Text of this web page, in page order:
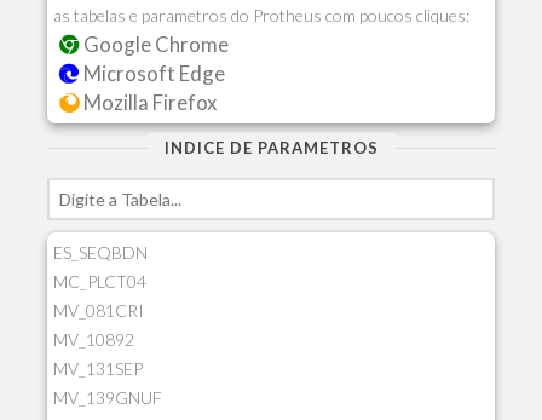
as tabelas e parametros do Protheus com poucos cliques:
Google Chrome
Microsoft Edge
Mozilla Firefox
INDICE DE PARAMETROS
ES_SEQBDN
MC_PLCT04
MV_081CRI
MV_10892
MV_131SEP
MV_139GNUF